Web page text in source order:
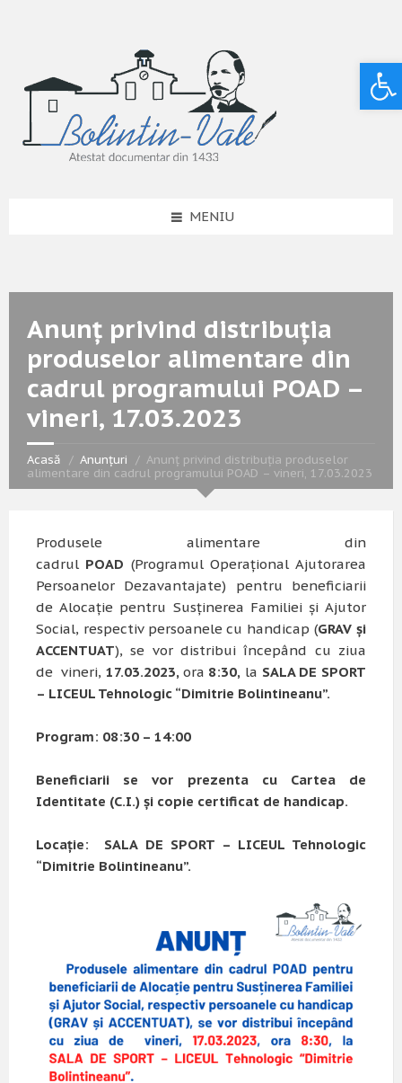
MENIU
Anunț privind distribuția
produselor alimentare din
cadrul programului POAD –
vineri, 17.03.2023
Acasă Anunțuri
Anunț privind distribuția produselor
alimentare din cadrul programului POAD – vineri, 17.03.2023
Produsele alimentare din
cadrul POAD (Programul Operațional Ajutorarea
Persoanelor Dezavantajate) pentru beneficiarii
de Alocație pentru Susținerea Familiei și Ajutor
Social, respectiv persoanele cu handicap (GRAV și
ACCENTUAT), se vor distribui începând cu ziua
de vineri, 17.03.2023, ora 8:30, la SALA DE SPORT
– LICEUL Tehnologic “Dimitrie Bolintineanu”.
Program: 08:30 – 14:00
Beneficiarii se vor prezenta cu Cartea de
Identitate (C.I.) și copie certificat de handicap.
Locație: SALA DE SPORT – LICEUL Tehnologic
“Dimitrie Bolintineanu”.
Deschide bara de unelte